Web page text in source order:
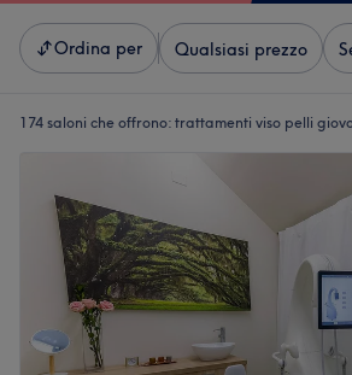
Ordina per Qualsiasi prezzo
174 saloni che offrono: trattamenti viso pelli